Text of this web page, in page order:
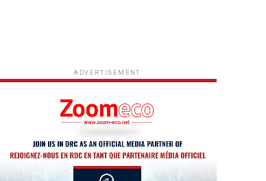
ADVERTISEMENT